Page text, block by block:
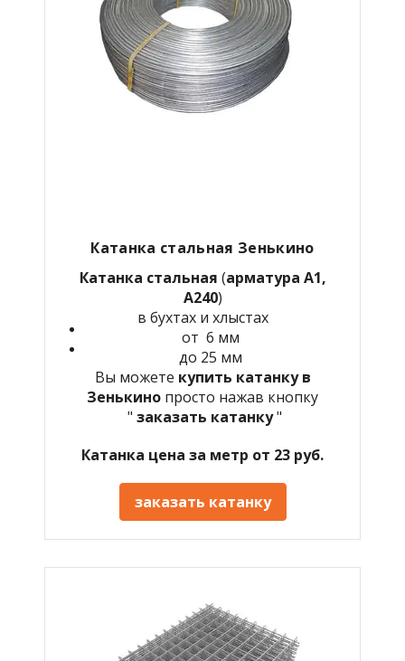
Катанка стальная Зенькино
Катанка стальная (арматура А1,
А240)
в бухтах и хлыстах
от 6 мм
до 25 мм
Вы можете купить катанку в
Зенькино просто нажав кнопку
" заказать катанку"
Катанка цена за метр от 23 руб.
заказать катанку